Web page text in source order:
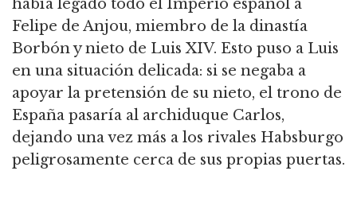
había legado todo el Imperio español a
Felipe de Anjou, miembro de la dinastía
Borbón y nieto de Luis XIV. Esto puso a Luis
en una situación delicada: si se negaba a
apoyar la pretensión de su nieto, el trono de
España pasaría al archiduque Carlos,
dejando una vez más a los rivales Habsburgo
peligrosamente cerca de sus propias puertas.